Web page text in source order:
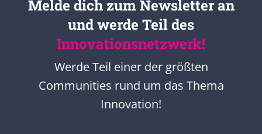
Melde dich zum Newsletter an
und werde Teil des
Innovationsnetzwerk!
Werde Teil einer der größten
Communities rund um das Thema
Innovation!